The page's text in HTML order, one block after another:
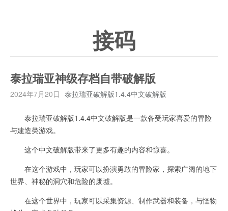
接码
泰拉瑞亚神级存档自带破解版
2024年7月20日 泰拉瑞亚破解版1.4.4中文破解版
泰拉瑞亚破解版1.4.4中文破解版是一款备受玩家喜爱的冒险
与建造类游戏。
这个中文破解版带来了更多有趣的内容和惊喜。
在这个游戏中，玩家可以扮演勇敢的冒险家，探索广阔的地下
世界、神秘的洞穴和危险的废墟。
在这个世界中，玩家可以采集资源、制作武器和装备，与怪物